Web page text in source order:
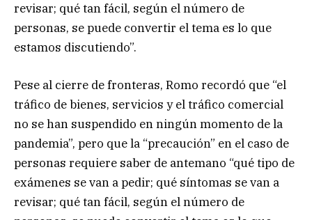
revisar; qué tan fácil, según el número de
personas, se puede convertir el tema es lo que
estamos discutiendo”.
Pese al cierre de fronteras, Romo recordó que “el
tráfico de bienes, servicios y el tráfico comercial
no se han suspendido en ningún momento de la
pandemia”, pero que la “precaución” en el caso de
personas requiere saber de antemano “qué tipo de
exámenes se van a pedir; qué síntomas se van a
revisar; qué tan fácil, según el número de